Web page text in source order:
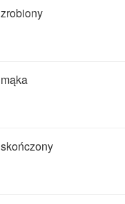
zrobiony
mąka
skończony